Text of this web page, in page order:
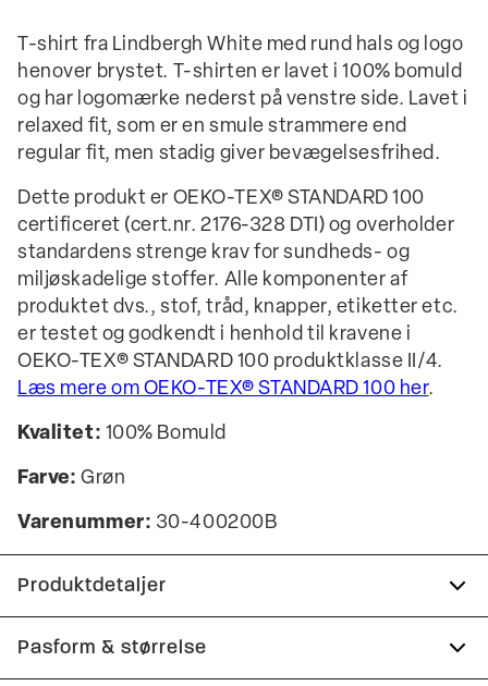
T-shirt fra Lindbergh White med rund hals og logo
henover brystet. T-shirten er lavet i 100% bomuld
og har logomærke nederst på venstre side. Lavet i
relaxed fit, som er en smule strammere end
regular fit, men stadig giver bevægelsesfrihed.
Dette produkt er OEKO-TEX® STANDARD 100
certificeret (cert.nr. 2176-328 DTI) og overholder
standardens strenge krav for sundheds- og
miljøskadelige stoffer. Alle komponenter af
produktet dvs., stof, tråd, knapper, etiketter etc.
er testet og godkendt i henhold til kravene i
OEKO-TEX® STANDARD 100 produktklasse II/4.
Læs mere om OEKO-TEX® STANDARD 100 her.
Kvalitet: 100% Bomuld
Farve: Grøn
Varenummer: 30-400200B
Produktdetaljer
Logo midt på brystet.
Pasform & størrelse